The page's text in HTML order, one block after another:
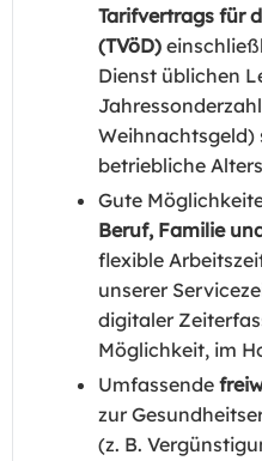
Tarifvertrags für
(TVöD)
Dienst üblichen
Weihnachtsgeld)
betriebliche
Gute
Beruf, Familie
flexible
unserer
digitaler
Möglichkeit, im
Umfassende
zur
(z. B.